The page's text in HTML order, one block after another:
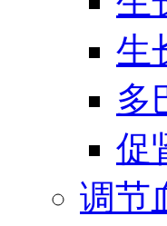
生
多
促
调节